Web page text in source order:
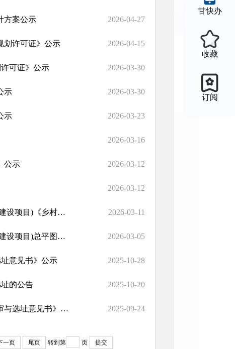
甘快办
收藏
订阅
方案公示 2026-04-27
划许可证》公示 2026-04-15
可证》公示 2026-03-30
示 2026-03-30
示 2026-03-23
2026-03-16
公示 2026-03-12
2026-03-12
肃南县2024年农村人居环境整治项目(明花乡上井村垃圾收集场建设项目)《乡村建设规划许可证》公示 2026-03-11
肃南县2024年农村人居环境整治项目(明花乡上井村垃圾收集场建设项目)总平图及设计说明公示 2026-03-05
意见书》公示 2025-10-28
的公告 2025-10-20
肃南县七个大坂水泥配料用页岩矿采选项目（一期）《用地预审与选址意见书》公示 2025-09-24
一页 尾页 转到第 页 提交